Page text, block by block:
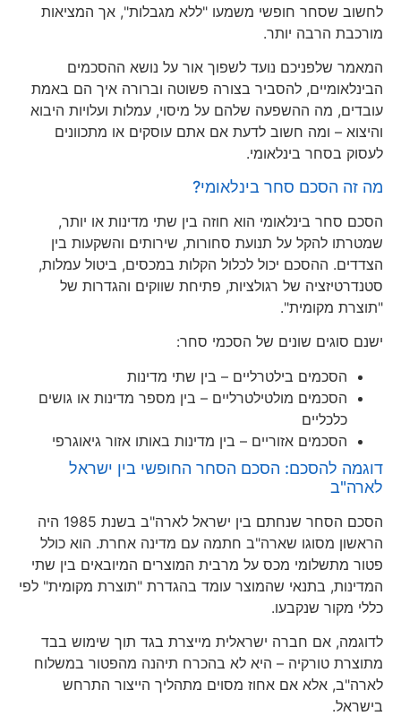
לחשוב שסחר חופשי משמעו "ללא מגבלות", אך המציאות
מורכבת הרבה יותר.
המאמר שלפניכם נועד לשפוך אור על נושא ההסכמים
הבינלאומיים, להסביר בצורה פשוטה וברורה איך הם באמת
עובדים, מה ההשפעה שלהם על מיסוי, עמלות ועלויות היבוא
והיצוא – ומה חשוב לדעת אם אתם עוסקים או מתכוונים
לעסוק בסחר בינלאומי.
מה זה הסכם סחר בינלאומי?
הסכם סחר בינלאומי הוא חוזה בין שתי מדינות או יותר,
שמטרתו להקל על תנועת סחורות, שירותים והשקעות בין
הצדדים. ההסכם יכול לכלול הקלות במכסים, ביטול עמלות,
סטנדרטיזציה של רגולציות, פתיחת שווקים והגדרות של
"תוצרת מקומית".
ישנם סוגים שונים של הסכמי סחר:
הסכמים בילטרליים – בין שתי מדינות
הסכמים מולטילטרליים – בין מספר מדינות או גושים
כלכליים
הסכמים אזוריים – בין מדינות באותו אזור גיאוגרפי
דוגמה להסכם: הסכם הסחר החופשי בין ישראל
לארה"ב
הסכם הסחר שנחתם בין ישראל לארה"ב בשנת 1985 היה
הראשון מסוגו שארה"ב חתמה עם מדינה אחרת. הוא כולל
פטור מתשלומי מכס על מרבית המוצרים המיובאים בין שתי
המדינות, בתנאי שהמוצר עומד בהגדרת "תוצרת מקומית" לפי
כללי מקור שנקבעו.
לדוגמה, אם חברה ישראלית מייצרת בגד תוך שימוש בבד
מתוצרת טורקיה – היא לא בהכרח תיהנה מהפטור במשלוח
לארה"ב, אלא אם אחוז מסוים מתהליך הייצור התרחש
בישראל.